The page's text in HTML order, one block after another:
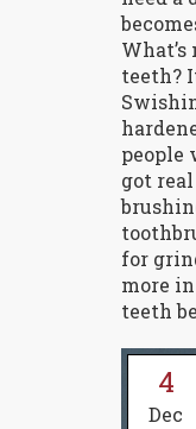
teeth?
people
got
for
more
teeth
4
Dec